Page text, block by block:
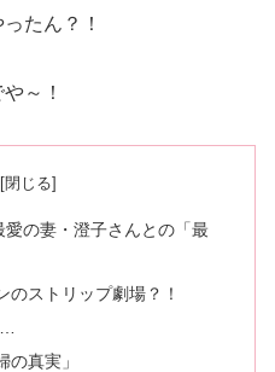
たん？！
～！
愛の妻・澄子さんとの「最
のストリップ劇場？！
真実」